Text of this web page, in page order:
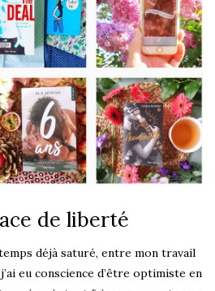
de liberté
déjà saturé, entre mon travail
eu conscience d’être optimiste en